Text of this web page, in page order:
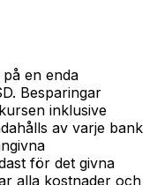
en enda
Besparingar
inklusive
av varje bank
för det givna
alla kostnader och